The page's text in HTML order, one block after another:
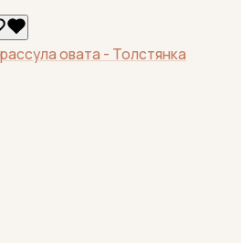
овата - Толстянка